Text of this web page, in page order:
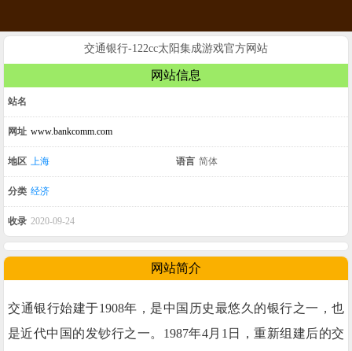
交通银行-122cc太阳集成游戏官方网站
网站信息
站名
网址 www.bankcomm.com
地区 上海 语言 简体
分类 经济
收录 2020-09-24
网站简介
交通银行始建于1908年，是中国历史最悠久的银行之一，也
是近代中国的发钞行之一。1987年4月1日，重新组建后的交